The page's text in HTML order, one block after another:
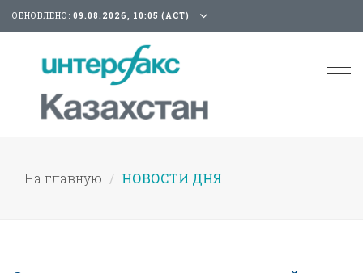
ОБНОВЛЕНО: 09.08.2026, 10:05 (АСТ)
На главную НОВОСТИ ДНЯ